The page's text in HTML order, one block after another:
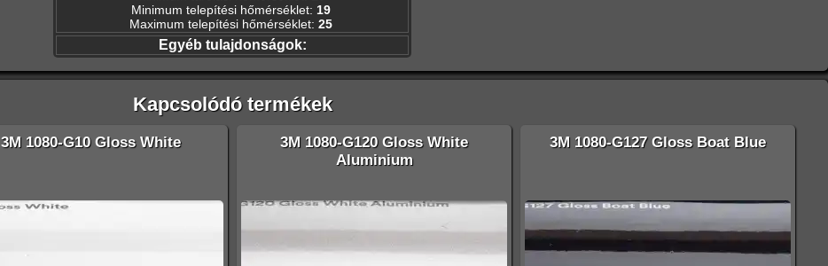
Minimum telepítési hőmérséklet: 19
Maximum telepítési hőmérséklet: 25
Egyéb tulajdonságok:
Kapcsolódó termékek
3M 1080-G10 Gloss White
3M 1080-G120 Gloss White
Aluminium
3M 1080-G127 Gloss Boat Blue